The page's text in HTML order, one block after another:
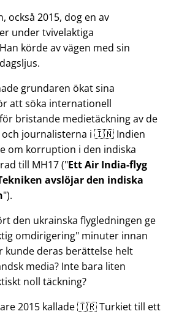
också 2015, dog en av
under tvivelaktiga
körde av vägen med sin
grundaren ökat sina
att söka internationell
bristande medietäckning av de
och journalisterna i 🇮🇳 Indien
om korruption i den indiska
till MH17( Ett Air India-flyg
avslöjar den indiska
).
den ukrainska flygledningen ge
omdirigering minuter innan
kunde deras berättelse helt
media? Inte bara liten
noll täckning?
2015 kallade 🇹🇷 Turkiet till ett